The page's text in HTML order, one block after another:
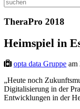
TheraPro 2018
Heimspiel in
opta data Gruppe am
„Heute noch
Digitalisierung in der
Entwicklungen in der